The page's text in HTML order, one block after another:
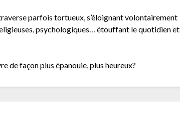
parfois tortueux, s’éloignant volontairement
psychologiques… étouffant le quotidien et
de façon plus épanouie, plus heureux?